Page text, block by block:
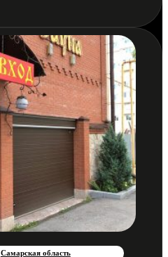
Самарская область